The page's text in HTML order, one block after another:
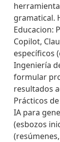
gramatical.
Educacion:
Copilot,
específicos
Ingeniería
formular
resultados
Prácticos
IA para
(esbozos